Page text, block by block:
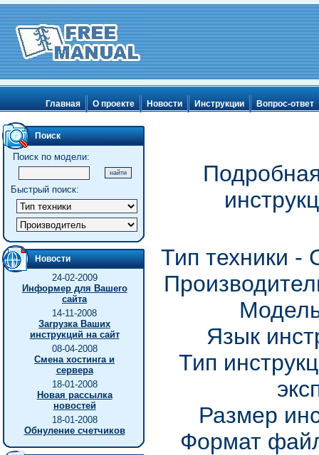
Главная О проекте Новости Инструкции Вопрос-ответ
Поиск
Поиск по модели:
Быстрый поиск:
Новости
24-02-2009
Информер для Вашего
сайта
14-11-2008
Загрузка Ваших
инструкций на сайт
08-04-2008
Смена хостинга и
сервера
18-01-2008
Новая рассылка
новостей
18-01-2008
Обнуление счетчиков
Тип техники
Язык
Тип
Размер
Формат